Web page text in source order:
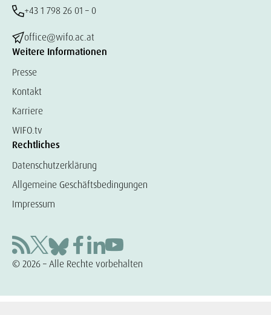
+43 1 798 26 01 – 0
office@wifo.ac.at
Weitere Informationen
Presse
Kontakt
Karriere
WIFO.tv
Rechtliches
Datenschutzerklärung
Allgemeine Geschäftsbedingungen
Impressum
© 2026 – Alle Rechte vorbehalten